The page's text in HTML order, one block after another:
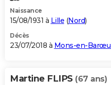
Naissance
15/08/1931 à Lille (Nord)
Décès
23/07/2018 à Mons-en-Barœul
Martine FLIPS (67 ans)